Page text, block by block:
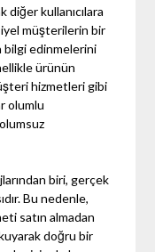
kullanıcılara
müşterilerin bir
bilgi edinmelerini
ürünün
hizmetleri gibi
olumlu
biri, gerçek
Bu nedenle,
satın almadan
doğru bir